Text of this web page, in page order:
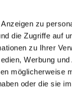
zu
die Zugriffe auf
zu Ihrer
Werbung
möglicherweise
oder die sie